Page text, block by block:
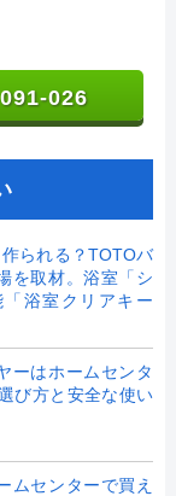
026
作られる？TOTOバ
を取材。浴室「シ
浴室クリアキー
ーはホームセンタ
び方と安全な使い
ムセンターで買え